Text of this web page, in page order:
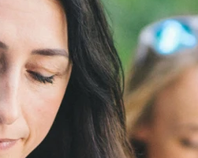
Wir begleiten Sie
aufrichtiger
seelischer
Unser Behandlungskonzept